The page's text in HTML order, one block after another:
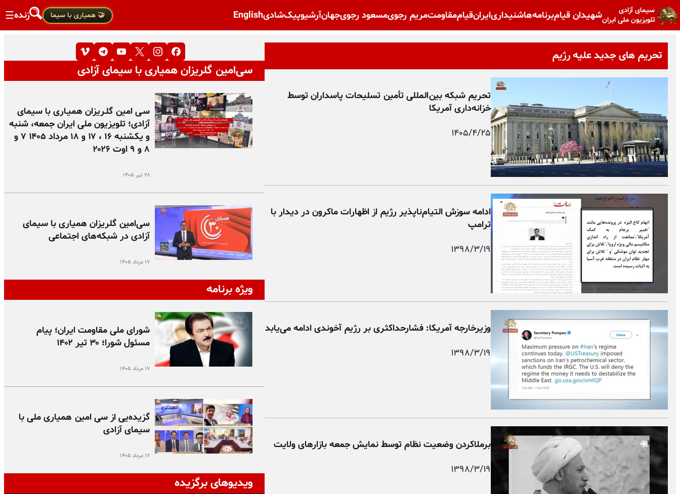
سیمای آزادی
تلویزیون ملی ایرانشهیدان قیامبرنامه‌هاشنیداریایرانقیاممقاومتمریم رجویمسعود رجویجهانآرشیوپیک‌شادیEnglish 🤝 همیاری با سیما زنده☰
تحریم های جدید علیه رژیم
تحریم شبکه بین‌المللی تأمین تسلیحات پاسداران توسط
خزانه‌داری آمریکا
۱۴۰۵/۴/۲۵
ادامه سوزش التیام‌ناپذیر رژیم از اظهارات ماکرون در دیدار با
ترامپ
۱۳۹۸/۳/۱۹
وزیرخارجه آمریکا: فشارحداکثری بر رژیم آخوندی ادامه می‌یابد
۱۳۹۸/۳/۱۹
برملاکردن وضعیت نظام توسط نمایش جمعه بازارهای ولایت
۱۳۹۸/۳/۱۹
سی‌امین گلریزان همیاری با سیمای آزادی
سـی امین گلـریزان همیـاری با سیمای
آزادی؛ تلویزیون ملی ایران جمعه، شنبه
و یکشنبه ۱۶ ، ۱۷ و ۱۸ مرداد ۱۴۰۵ ۷ و
۸ و ۹ اوت ۲۰۲۶
۲۸ تیر ۱۴۰۵
سی‌امین گلریزان همیاری با سیمای
آزادی در شبکه‌های اجتماعی
۱۷ مرداد ۱۴۰۵
ویژه برنامه
شورای ملی مقاومت ایران؛ پیام
مسئول شورا؛ ۳۰ تیر ۱۴۰۲
۱۷ مرداد ۱۴۰۵
گزیده‌یی از سی امین همیاری ملی با
سیمای آزادی
۱۷ مرداد ۱۴۰۵
ویدیوهای برگزیده